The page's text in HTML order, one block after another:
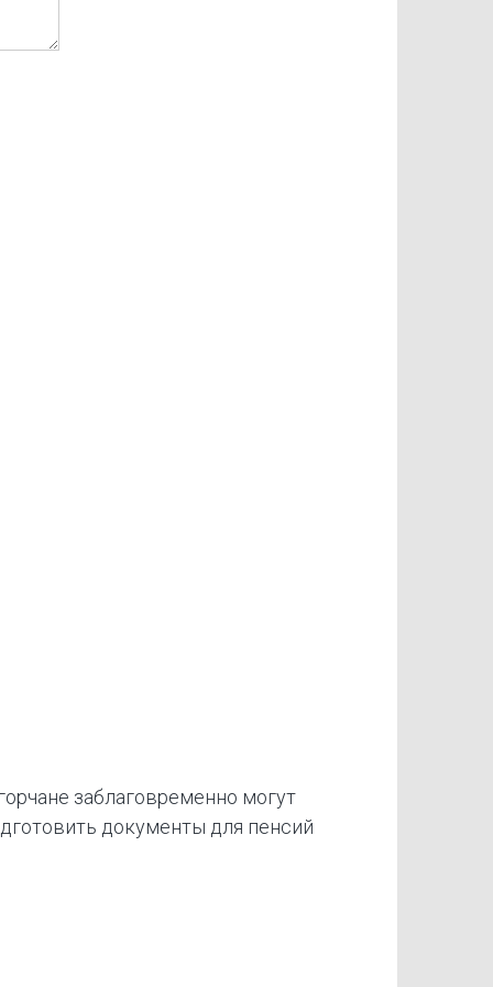
заблаговременно могут
документы для пенсий